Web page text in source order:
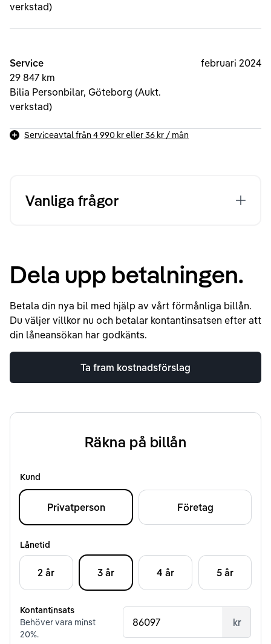
verkstad)
Service
29 847 km
Bilia Personbilar, Göteborg (Aukt.
verkstad)
februari 2024
Serviceavtal från 4 990 kreller36 kr / mån
Vanliga frågor
Dela upp betalningen.
Betala din nya bil med hjälp av vårt förmånliga billån.
Du väljer villkor nu och betalar kontantinsatsen efter att
din låneansökan har godkänts.
Ta fram kostnadsförslag
Räkna på billån
Kund
Privatperson Företag
Lånetid
2 år 3 år 4 år 5 år
Kontantinsats
Behöver vara minst
20%.
kr